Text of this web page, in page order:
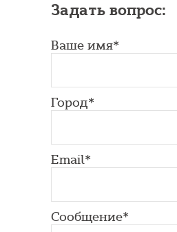
Задать вопрос:
Ваше имя*
Город*
Email*
Сообщение*